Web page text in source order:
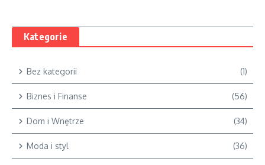
Kategorie
Bez kategorii (1)
Biznes i Finanse (56)
Dom i Wnętrze (34)
Moda i styl (36)